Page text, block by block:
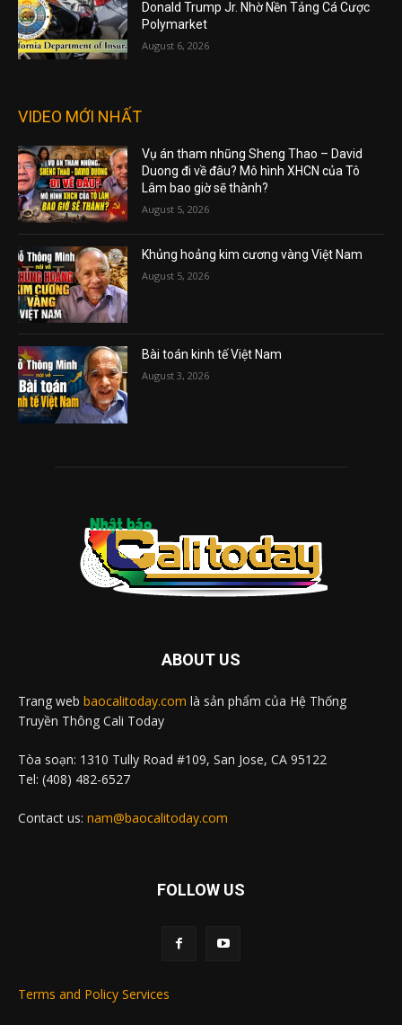
Donald Trump Jr. Nhờ Nền Tảng Cá Cược
Polymarket
August 6, 2026
VIDEO MỚI NHẤT
Vụ án tham nhũng Sheng Thao – David
Duong đi về đâu? Mô hình XHCN của Tô
Lâm bao giờ sẽ thành?
August 5, 2026
Khủng hoảng kim cương vàng Việt Nam
August 5, 2026
Bài toán kinh tế Việt Nam
August 3, 2026
ABOUT US
Trang web baocalitoday.com là sản phẩm của Hệ Thống
Truyền Thông Cali Today
Tòa soạn: 1310 Tully Road #109, San Jose, CA 95122
Tel: (408) 482-6527
Contact us: nam@baocalitoday.com
FOLLOW US
Terms and Policy Services